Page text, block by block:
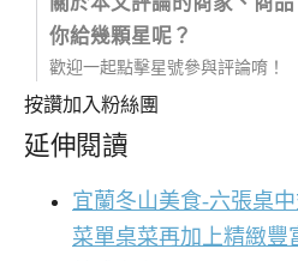
你給幾顆星呢？
歡迎一起點擊星號參與評論唷！
按讚加入粉絲團
延伸閱讀
宜蘭冬山美食-六張桌
菜單桌菜再加上精緻豐